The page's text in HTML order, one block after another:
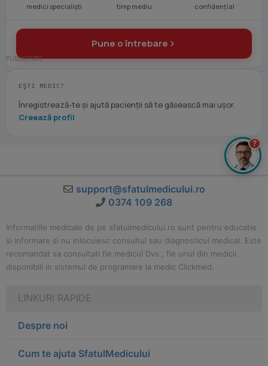
medici specialiști timp mediu confidențial
Pune o întrebare
EȘTI MEDIC?
Înregistrează-te și ajută pacienții să te găsească mai ușor.
Creează profil
support@sfatulmedicului.ro
0374 109 268
Informatiile medicale de pe sfatulmedicului.ro sunt pentru educatie
si informare si nu inlocuiesc consultul sau diagnosticul medical. Este
recomandat sa consultati fie medicul Dvs., fie unul din medicii
disponibili in sistemul de programare la medic Clickmed.
LINKURI RAPIDE
Despre noi
Cum te ajuta SfatulMedicului
?